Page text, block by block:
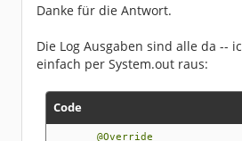
Danke für die Antwort.
Die Log Ausgaben sind alle da --
einfach per System.out raus:
Code
@Override